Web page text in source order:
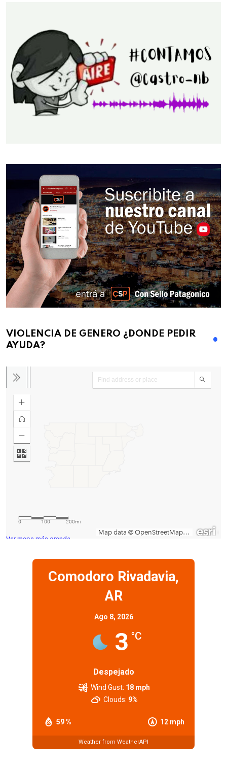
VIOLENCIA DE GENERO ¿DONDE PEDIR
AYUDA?
Ver mapa más grande
Comodoro Rivadavia,
AR
Ago 8, 2026
3 °C
Despejado
59 % 12 mph
Wind Gust: 18 mph
Clouds: 9%
Weather from WeatherAPI